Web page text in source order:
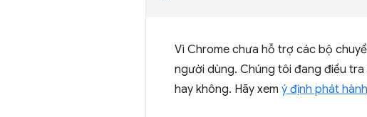
Vì Chrome chưa hỗ trợ các bộ
người dùng. Chúng tôi đang điều
hay không. Hãy xem ý định phát hành